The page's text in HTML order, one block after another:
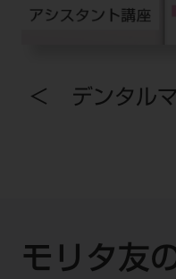
＜ デンタル
モリタ友